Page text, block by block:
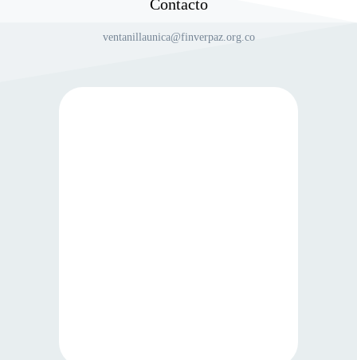
Contacto
ventanillaunica@finverpaz.org.co